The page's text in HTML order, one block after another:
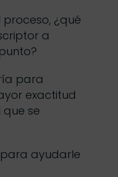
¿qué
a
para
exactitud
se
ayudarle